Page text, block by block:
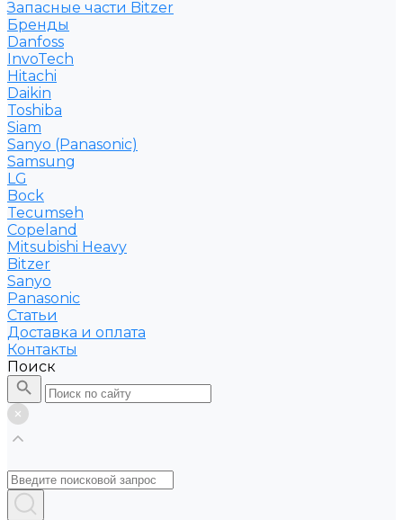
Запасные части Bitzer
Бренды
Danfoss
InvoTech
Hitachi
Daikin
Toshiba
Siam
Sanyo (Panasonic)
Samsung
LG
Bock
Tecumseh
Copeland
Mitsubishi Heavy
Bitzer
Sanyo
Рanasonic
Статьи
Доставка и оплата
Контакты
Поиск